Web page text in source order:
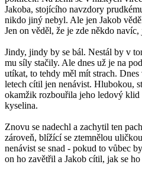
Jakoba, stojícího navzdory
nikdo jiný nebyl. Ale jen Jakob
Jen on věděl, že je zde někdo
Jindy, jindy by se bál. Nestál by v
mu síly stačily. Ale dnes už je na
utíkat, to tehdy měl mít strach.
letech cítil jen nenávist. Hlubokou,
okamžik rozbouřila jeho ledový
kyselina.
Znovu se nadechl a zachytil ten
zároveň, blížící se ztemnělou
nenávist se snad - pokud to vůbec
on ho zavětřil a Jakob cítil, jak se